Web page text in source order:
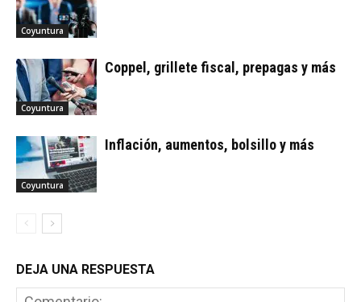
Coyuntura
Coyuntura
Coppel, grillete fiscal, prepagas y más
Coyuntura
Inflación, aumentos, bolsillo y más
DEJA UNA RESPUESTA